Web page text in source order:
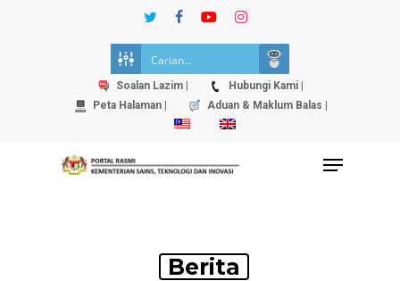
twitterfacebookyoutubeinstagram
Soalan Lazim |
Hubungi Kami |
Peta Halaman |
Aduan & Maklum Balas |
Menu
Berita